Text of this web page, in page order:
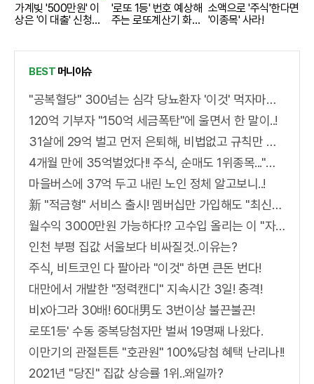
가계빚 '500만원' 이
상은 '이 대출' 신청해
'로또 1등' 번호 예상해
주는 로또계산기 화
소액으로 '주식'한다면
'이종목' 사라!
BEST 머니이슈
"공복혈당" 300넘는 심각 당뇨환자 '이것' 먹자마자..바로
120억 기부자 "150억 세금폭탄"에 울면서 한 말이..!
31살에 29억 벌고 먼저 은퇴해, 비법없고 규칙만 지켰다!
4개월 만에 35억벌었다!! 주식, 순매도 1위종목..."충격"
마을버스에 37억 두고 내린 노인 정체 알고보니..!
新 "적금형" 서비스 출시! 멤버십만 가입해도 "최신가전" 선착순 100% 무료 경품지원!!
월수익 3000만원 가능하다!? 고수입 올리는 이 "자격증"에 몰리는 이유 알고보니…
인천 부평 집값 서울보다 비싸질것..이유는?
주식, 비트코인 다 팔아라 "이것" 하면 큰돈 번다!
대만에서 개발한 "정력캔디" 지속시간 3일! 충격!
비x아그라 30배! 60대男도 3번이상 불끈불끈!
로또1등' 수동 중복당첨자만 벌써 19명째 나왔다.
이만기의 관절튼튼 "호관원" 100%당첨 혜택 난리나!!
2021년 "당진" 집값 상승률 1위..왜일까?